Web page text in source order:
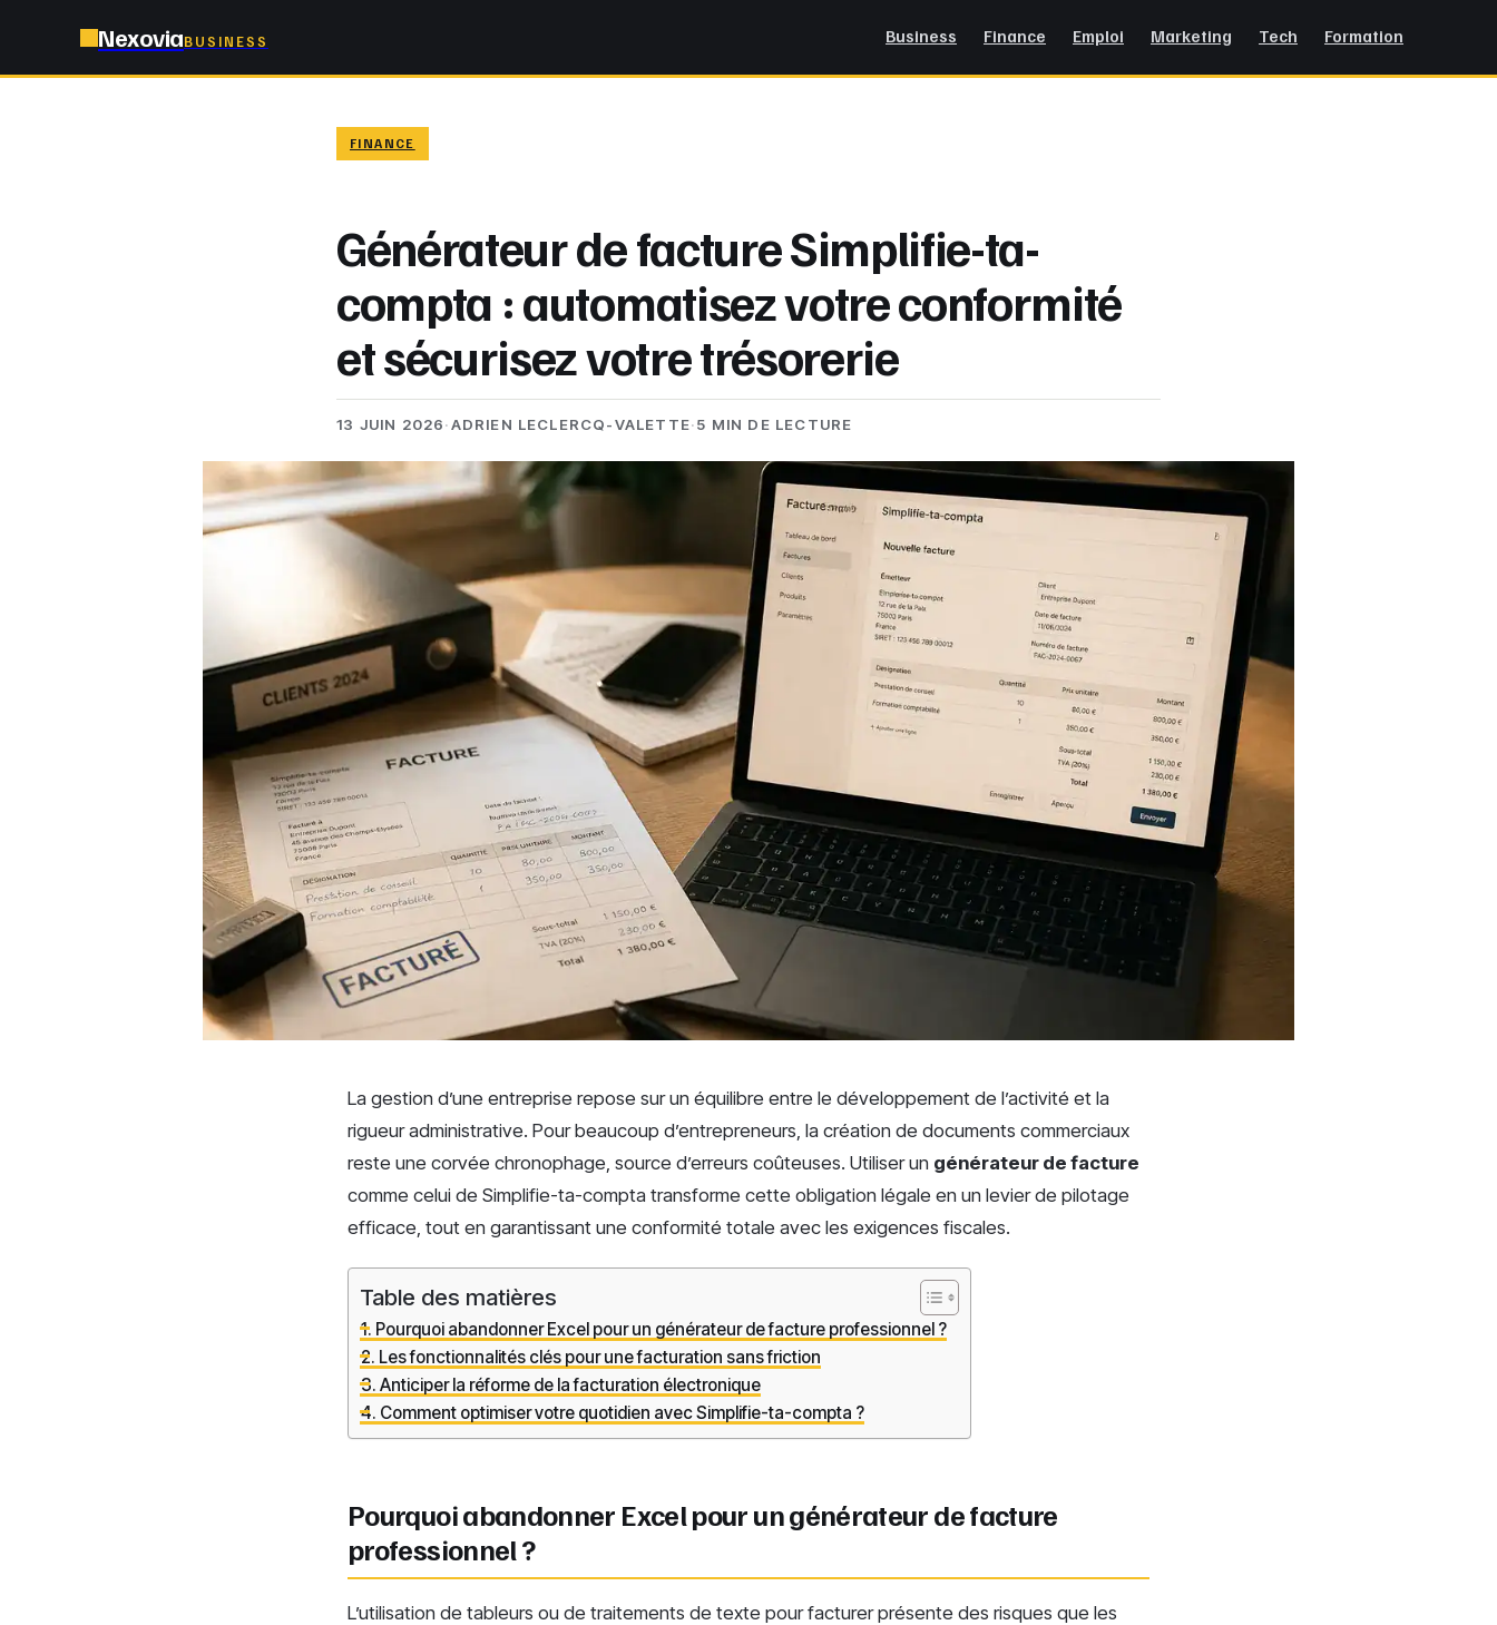
NexoviaBUSINESS Business Finance Emploi Marketing Tech Formation
FINANCE
Générateur de facture Simplifie-ta-
compta : automatisez votre conformité
et sécurisez votre trésorerie
13 JUIN 2026·ADRIEN LECLERCQ-VALETTE·5 MIN DE LECTURE
La gestion d’une entreprise repose sur un équilibre entre le développement de l’activité et la
rigueur administrative. Pour beaucoup d’entrepreneurs, la création de documents commerciaux
reste une corvée chronophage, source d’erreurs coûteuses. Utiliser un générateur de facture
comme celui de Simplifie-ta-compta transforme cette obligation légale en un levier de pilotage
efficace, tout en garantissant une conformité totale avec les exigences fiscales.
Table des matières
Pourquoi abandonner Excel pour un générateur de facture professionnel ?
Les fonctionnalités clés pour une facturation sans friction
Anticiper la réforme de la facturation électronique
Comment optimiser votre quotidien avec Simplifie-ta-compta ?
Pourquoi abandonner Excel pour un générateur de facture
professionnel ?
L’utilisation de tableurs ou de traitements de texte pour facturer présente des risques que les